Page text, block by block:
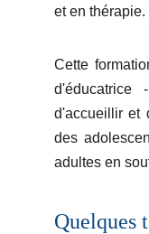
et en thérapie.
Cette
d'éducatrice
d'accueillir et
des
adultes en
Quelques